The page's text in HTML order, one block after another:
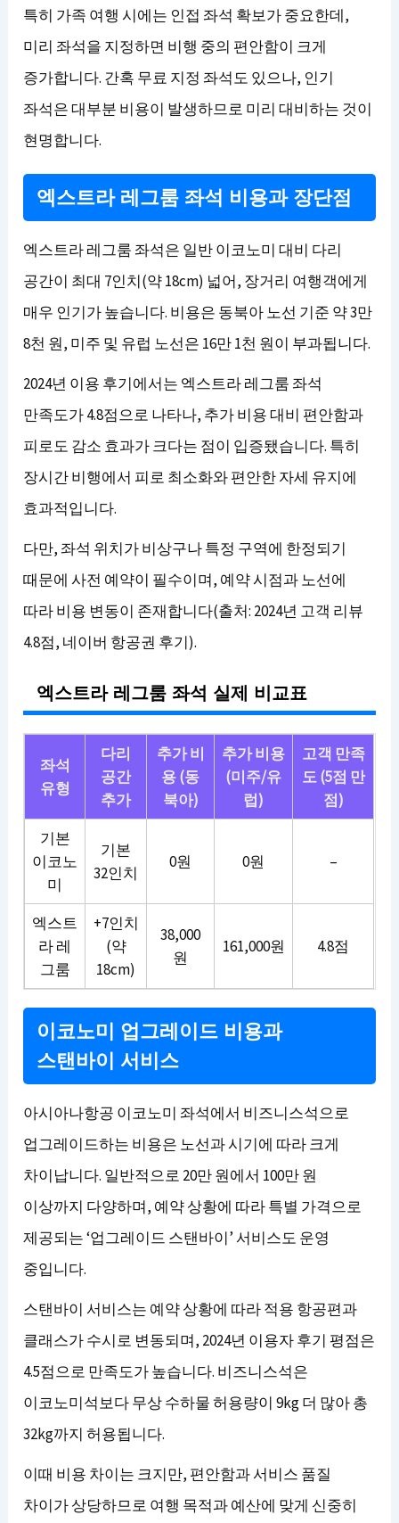
특히 가족 여행 시에는 인접 좌석 확보가 중요한데,
미리 좌석을 지정하면 비행 중의 편안함이 크게
증가합니다. 간혹 무료 지정 좌석도 있으나, 인기
좌석은 대부분 비용이 발생하므로 미리 대비하는 것이
현명합니다.
엑스트라 레그룸 좌석 비용과 장단점
엑스트라 레그룸 좌석은 일반 이코노미 대비 다리
공간이 최대 7인치(약 18cm) 넓어, 장거리 여행객에게
매우 인기가 높습니다. 비용은 동북아 노선 기준 약 3만
8천 원, 미주 및 유럽 노선은 16만 1천 원이 부과됩니다.
2024년 이용 후기에서는 엑스트라 레그룸 좌석
만족도가 4.8점으로 나타나, 추가 비용 대비 편안함과
피로도 감소 효과가 크다는 점이 입증됐습니다. 특히
장시간 비행에서 피로 최소화와 편안한 자세 유지에
효과적입니다.
다만, 좌석 위치가 비상구나 특정 구역에 한정되기
때문에 사전 예약이 필수이며, 예약 시점과 노선에
따라 비용 변동이 존재합니다(출처: 2024년 고객 리뷰
4.8점, 네이버 항공권 후기).
엑스트라 레그룸 좌석 실제 비교표
좌석
유형
다리
공간
추가
추가 비
용 (동
북아)
추가 비용
(미주/유
럽)
고객 만족
도 (5점 만
점)
기본
이코노
미
기본
32인치
0원 0원 –
엑스트
라 레
그룸
+7인치
(약
18cm)
38,000
원
161,000원 4.8점
이코노미 업그레이드 비용과
스탠바이 서비스
아시아나항공 이코노미 좌석에서 비즈니스석으로
업그레이드하는 비용은 노선과 시기에 따라 크게
차이납니다. 일반적으로 20만 원에서 100만 원
이상까지 다양하며, 예약 상황에 따라 특별 가격으로
제공되는 ‘업그레이드 스탠바이’ 서비스도 운영
중입니다.
스탠바이 서비스는 예약 상황에 따라 적용 항공편과
클래스가 수시로 변동되며, 2024년 이용자 후기 평점은
4.5점으로 만족도가 높습니다. 비즈니스석은
이코노미석보다 무상 수하물 허용량이 9kg 더 많아 총
32kg까지 허용됩니다.
이때 비용 차이는 크지만, 편안함과 서비스 품질
차이가 상당하므로 여행 목적과 예산에 맞게 신중히